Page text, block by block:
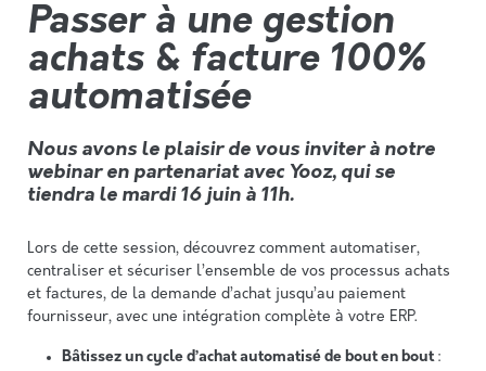
Passer à une gestion
achats & facture 100%
automatisée
Nous avons le plaisir de vous inviter à notre
webinar en partenariat avec Yooz, qui se
tiendra le mardi 16 juin à 11h.
Lors de cette session, découvrez comment automatiser,
centraliser et sécuriser l’ensemble de vos processus achats
et factures, de la demande d’achat jusqu’au paiement
fournisseur, avec une intégration complète à votre ERP.
Bâtissez un cycle d’achat automatisé de bout en bout :